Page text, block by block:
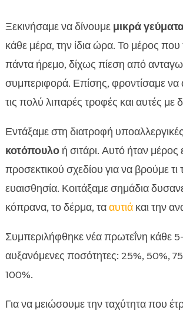
Ξεκινήσαμε να δίνουμε μικρά
κάθε μέρα, την ίδια ώρα. Το μέρος που
πάντα ήρεμο, δίχως πίεση από
συμπεριφορά. Επίσης, φροντίσαμε
τις πολύ λιπαρές τροφές και αυτές με
Εντάξαμε στη διατροφή
κοτόπουλοή σιτάρι. Αυτό ήταν μέρος
προσεκτικού σχεδίου για να βρούμε τι
ευαισθησία. Κοιτάξαμε σημάδια
κόπρανα, το δέρμα, τααυτιάκαι την
Συμπεριλήφθηκε νέα πρωτεΐνη κάθε
αυξανόμενες ποσότητες: 25%, 50%,
100%.
Για να μειώσουμε την ταχύτητα που